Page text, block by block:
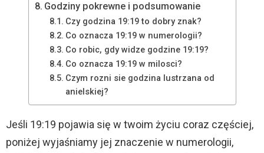
Godziny pokrewne i podsumowanie
Czy godzina 19:19 to dobry znak?
Co oznacza 19:19 w numerologii?
Co robic, gdy widze godzine 19:19?
Co oznacza 19:19 w milosci?
Czym rozni sie godzina lustrzana od
anielskiej?
Jeśli 19:19 pojawia się w twoim życiu coraz częściej,
poniżej wyjaśniamy jej znaczenie w numerologii,